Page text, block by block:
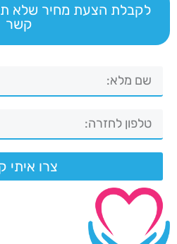
לקבלת הצעת מחיר שלא
קשר
צרו איתי